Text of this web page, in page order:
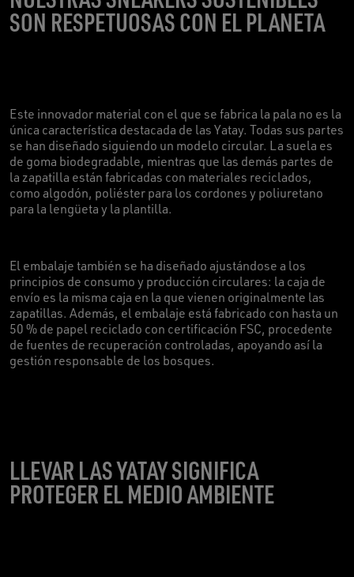
SON RESPETUOSAS CON EL PLANETA
Este innovador material con el que se fabrica la pala no es la
única característica destacada de las Yatay. Todas sus partes
se han diseñado siguiendo un modelo circular. La suela es
de goma biodegradable, mientras que las demás partes de
la zapatilla están fabricadas con materiales reciclados,
como algodón, poliéster para los cordones y poliuretano
para la lengüeta y la plantilla.
El embalaje también se ha diseñado ajustándose a los
principios de consumo y producción circulares: la caja de
envío es la misma caja en la que vienen originalmente las
zapatillas. Además, el embalaje está fabricado con hasta un
50 % de papel reciclado con certificación FSC, procedente
de fuentes de recuperación controladas, apoyando así la
gestión responsable de los bosques.
LLEVAR LAS YATAY SIGNIFICA
PROTEGER EL MEDIO AMBIENTE